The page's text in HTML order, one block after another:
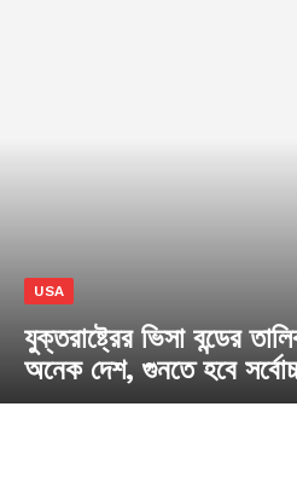
USA
যুক্তরাষ্ট্রের ভিসা বন্ডের
অনেক দেশ, গুনতে হবে